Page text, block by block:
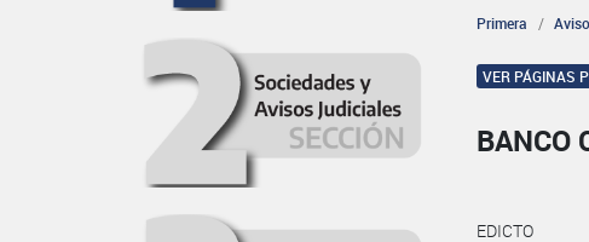
Primera
VER PÁGINAS
BANCO
EDICTO